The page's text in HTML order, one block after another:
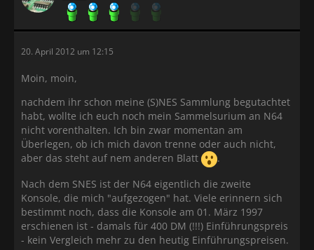
20. April 2012 um 12:15
Moin, moin,
nachdem ihr schon meine (S)NES Sammlung begutachtet
habt, wollte ich euch noch mein Sammelsurium an N64
nicht vorenthalten. Ich bin zwar momentan am
Überlegen, ob ich mich davon trenne oder auch nicht,
aber das steht auf nem anderen Blatt
.
Nach dem SNES ist der N64 eigentlich die zweite
Konsole, die mich "aufgezogen" hat. Viele erinnern sich
bestimmt noch, dass die Konsole am 01. März 1997
erschienen ist - damals für 400 DM (!!!) Einführungspreis
- kein Vergleich mehr zu den heutig Einführungspreisen.